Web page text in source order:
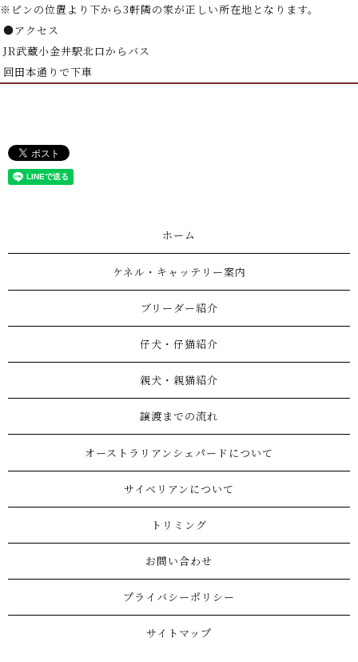
※ピンの位置より下から3軒隣の家が正しい所在地となります。
●アクセス
JR武蔵小金井駅北口からバス
回田本通りで下車
ホーム
ケネル・キャッテリー案内
ブリーダー紹介
仔犬・仔猫紹介
親犬・親猫紹介
譲渡までの流れ
オーストラリアンシェパードについて
サイベリアンについて
トリミング
お問い合わせ
プライバシーポリシー
サイトマップ